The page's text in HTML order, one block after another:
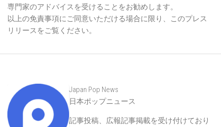
専門家のアドバイスを受けることをお勧めします。
以上の免責事項にご同意いただける場合に限り、このプレス
リリースをご覧ください。
Japan Pop News
日本ポップニュース
記事投稿、広報記事掲載を受け付けており